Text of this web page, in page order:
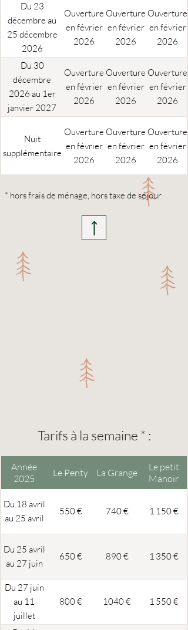
Du 23
décembre au
25 décembre
2026
Ouverture
en février
2026
Ouverture
en février
2026
Ouverture
en février
2026
Du 30
décembre
2026 au 1er
janvier 2027
Ouverture
en février
2026
Ouverture
en février
2026
Ouverture
en février
2026
Nuit
supplémentaire
Ouverture
en février
2026
Ouverture
en février
2026
Ouverture
en février
2026
* hors frais de ménage, hors taxe de séjour
Tarifs à la semaine * :
Année
2025
Le Penty La Grange
Le petit
Manoir
Du 18 avril
au 25 avril
550 € 740 € 1 150 €
Du 25 avril
au 27 juin
650 € 890 € 1 350 €
Du 27 juin
au 11
juillet
800 € 1040 € 1 550 €